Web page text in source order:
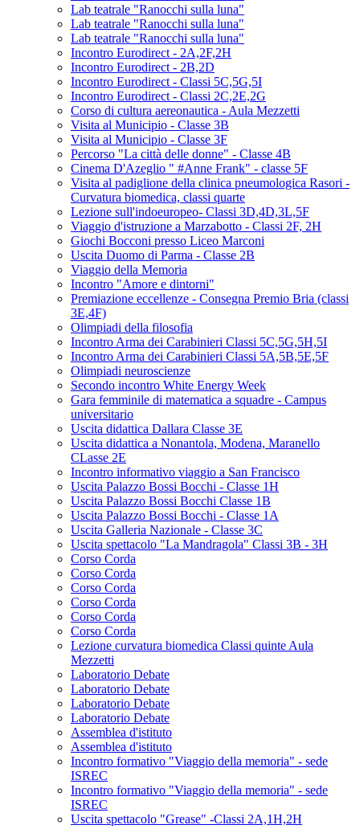
Lab teatrale "Ranocchi sulla luna"
Lab teatrale "Ranocchi sulla luna"
Lab teatrale "Ranocchi sulla luna"
Incontro Eurodirect - 2A,2F,2H
Incontro Eurodirect - 2B,2D
Incontro Eurodirect - Classi 5C,5G,5I
Incontro Eurodirect - Classi 2C,2E,2G
Corso di cultura aereonautica - Aula Mezzetti
Visita al Municipio - Classe 3B
Visita al Municipio - Classe 3F
Percorso "La città delle donne" - Classe 4B
Cinema D'Azeglio " #Anne Frank" - classe 5F
Visita al padiglione della clinica pneumologica Rasori -
Curvatura biomedica, classi quarte
Lezione sull'indoeuropeo- Classi 3D,4D,3L,5F
Viaggio d'istruzione a Marzabotto - Classi 2F, 2H
Giochi Bocconi presso Liceo Marconi
Uscita Duomo di Parma - Classe 2B
Viaggio della Memoria
Incontro "Amore e dintorni"
Premiazione eccellenze - Consegna Premio Bria (classi
3E,4F)
Olimpiadi della filosofia
Incontro Arma dei Carabinieri Classi 5C,5G,5H,5I
Incontro Arma dei Carabinieri Classi 5A,5B,5E,5F
Olimpiadi neuroscienze
Secondo incontro White Energy Week
Gara femminile di matematica a squadre - Campus
universitario
Uscita didattica Dallara Classe 3E
Uscita didattica a Nonantola, Modena, Maranello
CLasse 2E
Incontro informativo viaggio a San Francisco
Uscita Palazzo Bossi Bocchi - Classe 1H
Uscita Palazzo Bossi Bocchi Classe 1B
Uscita Palazzo Bossi Bocchi - Classe 1A
Uscita Galleria Nazionale - Classe 3C
Uscita spettacolo "La Mandragola" Classi 3B - 3H
Corso Corda
Corso Corda
Corso Corda
Corso Corda
Corso Corda
Corso Corda
Lezione curvatura biomedica Classi quinte Aula
Mezzetti
Laboratorio Debate
Laboratorio Debate
Laboratorio Debate
Laboratorio Debate
Assemblea d'istituto
Assemblea d'istituto
Incontro formativo "Viaggio della memoria" - sede
ISREC
Incontro formativo "Viaggio della memoria" - sede
ISREC
Uscita spettacolo "Grease" -Classi 2A,1H,2H